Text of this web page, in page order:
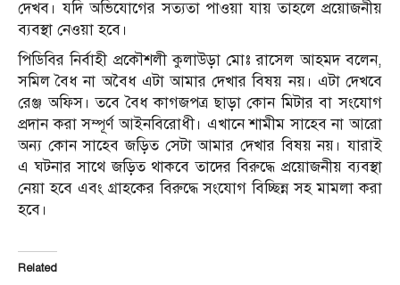
দেখব। যদি অভিযোগের সত্যতা পাওয়া যায় তাহলে প্রয়োজনীয়
ব্যবস্থা নেওয়া হবে।
পিডিবির নির্বাহী প্রকৌশলী কুলাউড়া মোঃ রাসেল আহমদ বলেন,
সমিল বৈধ না অবৈধ এটা আমার দেখার বিষয় নয়। এটা দেখবে
রেঞ্জ অফিস। তবে বৈধ কাগজপত্র ছাড়া কোন মিটার বা সংযোগ
প্রদান করা সম্পূর্ণ আইনবিরোধী। এখানে শামীম সাহেব না আরো
অন্য কোন সাহেব জড়িত সেটা আমার দেখার বিষয় নয়। যারাই
এ ঘটনার সাথে জড়িত থাকবে তাদের বিরুদ্ধে প্রয়োজনীয় ব্যবস্থা
নেয়া হবে এবং গ্রাহকের বিরুদ্ধে সংযোগ বিচ্ছিন্ন সহ মামলা করা
হবে।
Related